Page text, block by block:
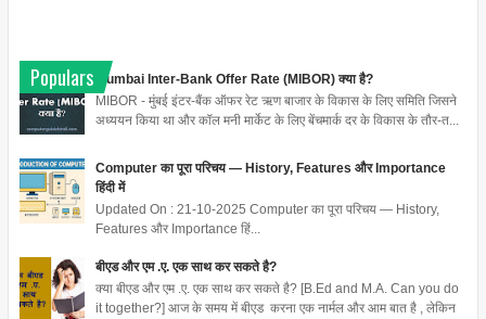
Populars
Mumbai Inter-Bank Offer Rate (MIBOR) क्या है?
MIBOR - मुंबई इंटर-बैंक ऑफर रेट ऋण बाजार के विकास के लिए समिति जिसने
अध्ययन किया था और कॉल मनी मार्केट के लिए बेंचमार्क दर के विकास के तौर-त...
Computer का पूरा परिचय — History, Features और Importance
हिंदी में
Updated On : 21-10-2025 Computer का पूरा परिचय — History,
Features और Importance हिं...
बीएड और एम .ए. एक साथ कर सकते है?
क्या बीएड और एम .ए. एक साथ कर सकते है? [B.Ed and M.A. Can you do
it together?] आज के समय में बीएड करना एक नार्मल और आम बात है , लेकिन